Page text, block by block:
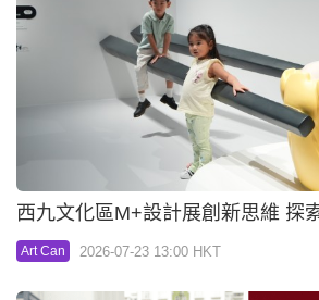
西九文化區M+設計展創新思維 探
Art Can 2026-07-23 13:00 HKT